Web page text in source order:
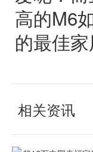
高的M6
的最佳
相关资讯